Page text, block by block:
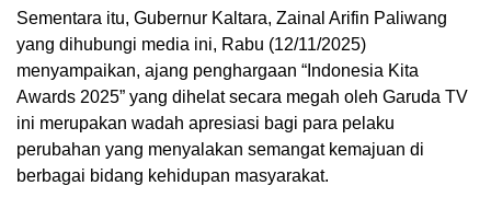
Sementara itu, Gubernur Kaltara, Zainal Arifin Paliwang
yang dihubungi media ini, Rabu (12/11/2025)
menyampaikan, ajang penghargaan “Indonesia Kita
Awards 2025” yang dihelat secara megah oleh Garuda TV
ini merupakan wadah apresiasi bagi para pelaku
perubahan yang menyalakan semangat kemajuan di
berbagai bidang kehidupan masyarakat.